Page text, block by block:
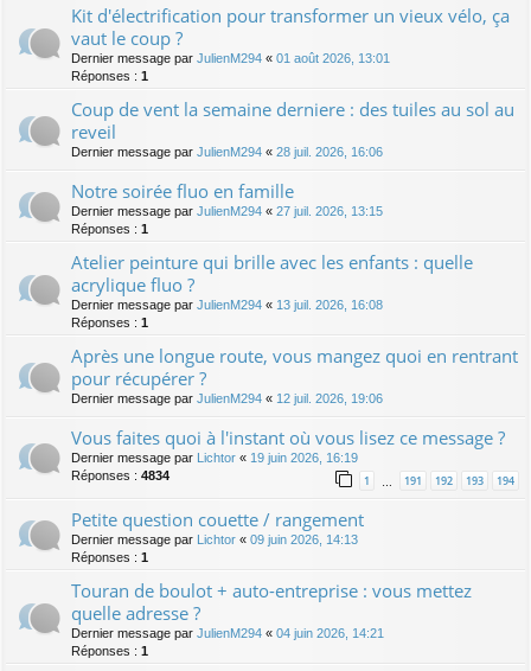
Kit d'électrification pour transformer un vieux vélo, ça
vaut le coup ?
Dernier message par JulienM294 « 01 août 2026, 13:01
Réponses : 1
Coup de vent la semaine derniere : des tuiles au sol au
reveil
Dernier message par JulienM294 « 28 juil. 2026, 16:06
Notre soirée fluo en famille
Dernier message par JulienM294 « 27 juil. 2026, 13:15
Réponses : 1
Atelier peinture qui brille avec les enfants : quelle
acrylique fluo ?
Dernier message par JulienM294 « 13 juil. 2026, 16:08
Réponses : 1
Après une longue route, vous mangez quoi en rentrant
pour récupérer ?
Dernier message par JulienM294 « 12 juil. 2026, 19:06
Vous faites quoi à l'instant où vous lisez ce message ?
Dernier message par Lichtor « 19 juin 2026, 16:19
Réponses : 4834 1 … 191 192 193 194
Petite question couette / rangement
Dernier message par Lichtor « 09 juin 2026, 14:13
Réponses : 1
Touran de boulot + auto-entreprise : vous mettez
quelle adresse ?
Dernier message par JulienM294 « 04 juin 2026, 14:21
Réponses : 1